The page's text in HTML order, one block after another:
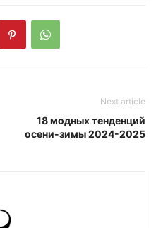
Next article
18 модных тенденций
осени-зимы 2024-2025